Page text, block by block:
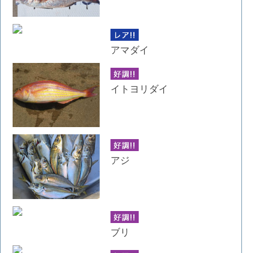
アマダイ
イトヨリダイ
アジ
ブリ